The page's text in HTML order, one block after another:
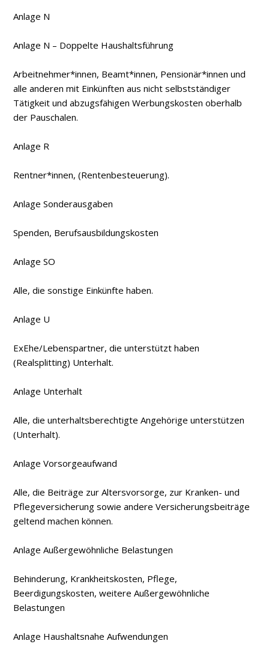
Anlage N
Anlage N – Doppelte Haushaltsführung
Arbeitnehmer*innen, Beamt*innen, Pensionär*innen und
alle anderen mit Einkünften aus nicht selbstständiger
Tätigkeit und abzugsfähigen Werbungskosten oberhalb
der Pauschalen.
Anlage R
Rentner*innen, (Rentenbesteuerung).
Anlage Sonderausgaben
Spenden, Berufsausbildungskosten
Anlage SO
Alle, die sonstige Einkünfte haben.
Anlage U
Ex­Ehe­/Lebenspartner, die unterstützt haben
(Realsplitting) Unterhalt.
Anlage Unterhalt
Alle, die unterhaltsberechtigte Angehörige unterstützen
(Unterhalt).
Anlage Vorsorgeaufwand
Alle, die Beiträge zur Altersvorsorge, zur Kranken- und
Pflegeversicherung sowie andere Versicherungsbeiträge
geltend machen können.
Anlage Außergewöhnliche Belastungen
Behinderung, Krankheitskosten, Pflege,
Beerdigungskosten, weitere Außergewöhnliche
Belastungen
Anlage Haushaltsnahe Aufwendungen